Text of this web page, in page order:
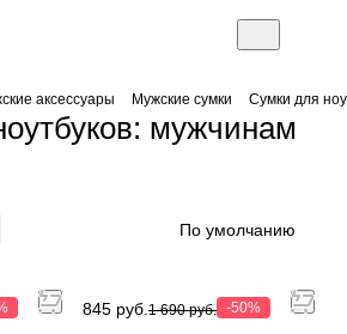
аксессуары Мужские сумки Сумки для
мужчинам
По умолчанию
845 руб. 1 690 руб. -50%